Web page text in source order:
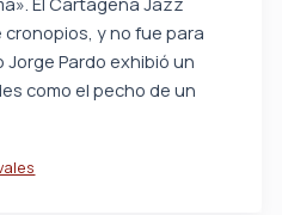
y no fue para
Pardo exhibió un
como el pecho de un